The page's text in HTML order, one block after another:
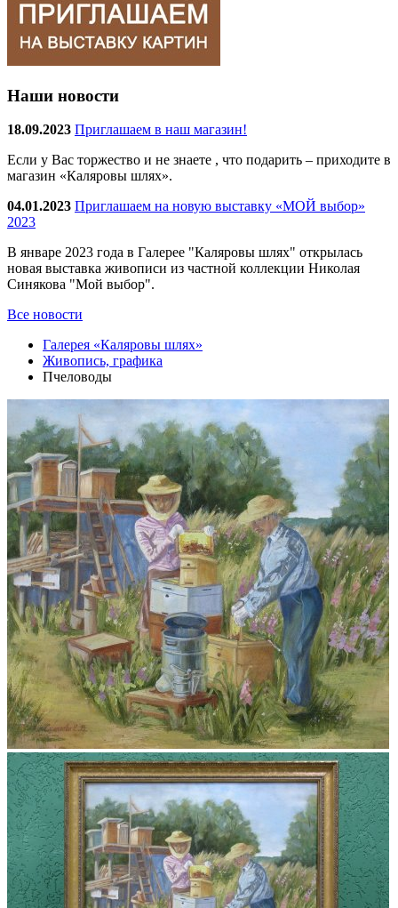
Наши новости
18.09.2023 Приглашаем в наш магазин!
Если у Вас торжество и не знаете , что подарить – приходите в
магазин «Каляровы шлях».
04.01.2023 Приглашаем на новую выставку «МОЙ выбор»
2023
В январе 2023 года в Галерее "Каляровы шлях" открылась
новая выставка живописи из частной коллекции Николая
Синякова "Мой выбор".
Все новости
Галерея «Каляровы шлях»
Живопись, графика
Пчеловоды